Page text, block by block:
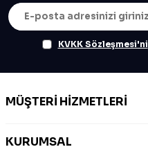
KVKK Sözleşmesi'ni
MÜŞTERI HIZMETLERI
KURUMSAL